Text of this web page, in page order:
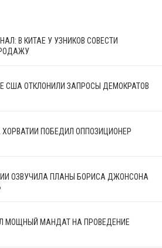
В КИТАЕ У УЗНИКОВ СОВЕСТИ
США ОТКЛОНИЛИ ЗАПРОСЫ ДЕМОКРАТОВ
ПОБЕДИЛ ОППОЗИЦИОНЕР
ОЗВУЧИЛА ПЛАНЫ БОРИСА ДЖОНСОНА
МОЩНЫЙ МАНДАТ НА ПРОВЕДЕНИЕ